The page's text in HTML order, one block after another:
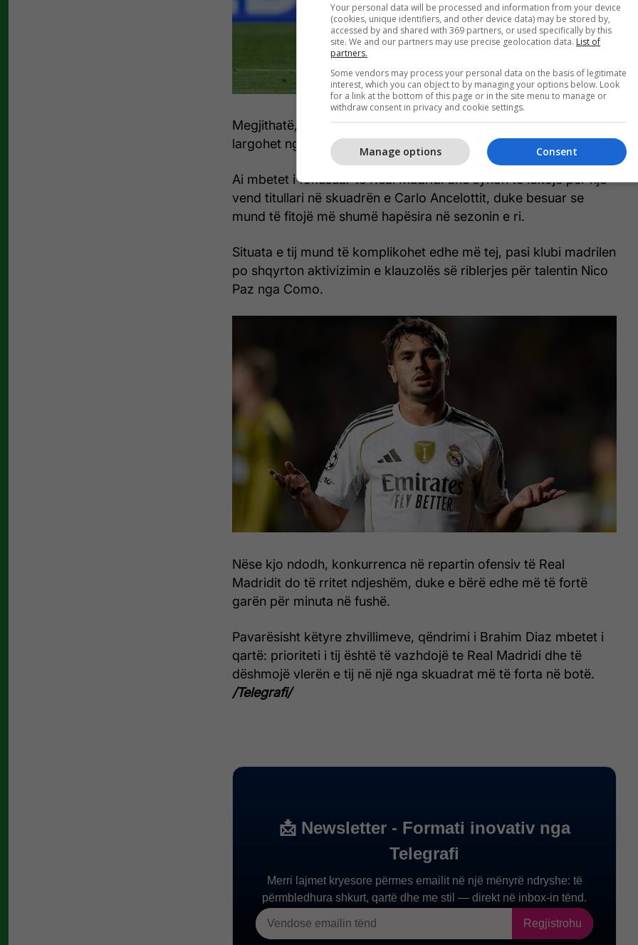
Megjithatë, sipas të njëjtave burime, Diaz nuk ka ndërmend të
largohet nga ‘Santiago Bernabeu’.
Ai mbetet i fokusuar te Real Madridi dhe synon të luftojë për një
vend titullari në skuadrën e Carlo Ancelottit, duke besuar se
mund të fitojë më shumë hapësira në sezonin e ri.
Situata e tij mund të komplikohet edhe më tej, pasi klubi madrilen
po shqyrton aktivizimin e klauzolës së riblerjes për talentin Nico
Paz nga Como.
Nëse kjo ndodh, konkurrenca në repartin ofensiv të Real
Madridit do të rritet ndjeshëm, duke e bërë edhe më të fortë
garën për minuta në fushë.
Pavarësisht këtyre zhvillimeve, qëndrimi i Brahim Diaz mbetet i
qartë: prioriteti i tij është të vazhdojë te Real Madridi dhe të
dëshmojë vlerën e tij në një nga skuadrat më të forta në botë.
/Telegrafi/
Your personal data will be processed and information from your device
(cookies, unique identifiers, and other device data) may be stored by,
accessed by and shared with 369 partners, or used specifically by this
site. We and our partners may use precise geolocation data. List of
partners.
Some vendors may process your personal data on the basis of legitimate
interest, which you can object to by managing your options below. Look
for a link at the bottom of this page or in the site menu to manage or
withdraw consent in privacy and cookie settings.
Consent
Manage options